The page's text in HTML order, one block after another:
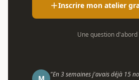
Inscrire mon atelier
Une question d'abord
"En 3 semaines j'avais déjà 15